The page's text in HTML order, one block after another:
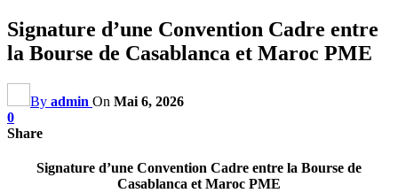
Signature d’une Convention Cadre entre
la Bourse de Casablanca et Maroc PME
By admin On Mai 6, 2026
0
Share
Signature d’une Convention Cadre entre la Bourse de
Casablanca et Maroc PME